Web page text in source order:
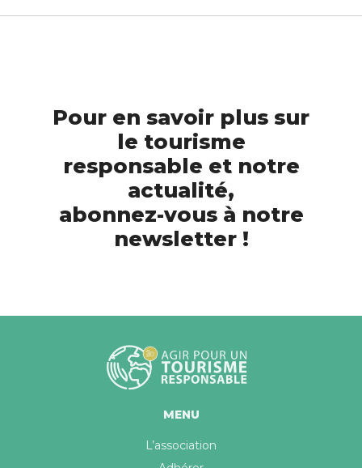
Pour en savoir plus sur
le tourisme
responsable et notre
actualité,
abonnez-vous à notre
newsletter !
MENU
L’association